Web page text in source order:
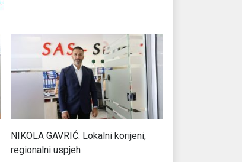
NIKOLA GAVRIĆ: Lokalni korijeni,
regionalni uspjeh